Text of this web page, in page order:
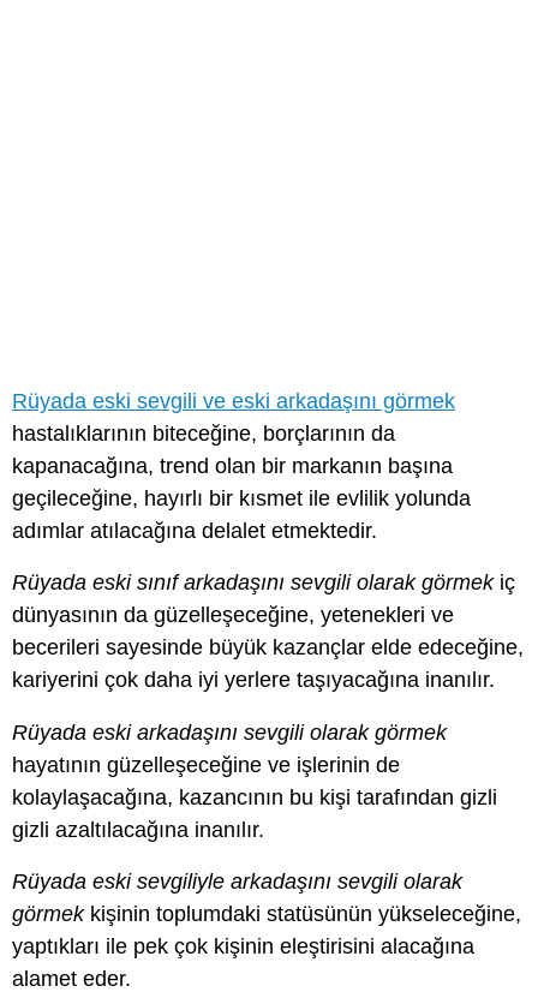
Rüyada eski sevgili ve eski arkadaşını görmek
hastalıklarının biteceğine, borçlarının da
kapanacağına, trend olan bir markanın başına
geçileceğine, hayırlı bir kısmet ile evlilik yolunda
adımlar atılacağına delalet etmektedir.
Rüyada eski sınıf arkadaşını sevgili olarak görmekiç
dünyasının da güzelleşeceğine, yetenekleri ve
becerileri sayesinde büyük kazançlar elde edeceğine,
kariyerini çok daha iyi yerlere taşıyacağına inanılır.
Rüyada eski arkadaşını sevgili olarak görmek
hayatının güzelleşeceğine ve işlerinin de
kolaylaşacağına, kazancının bu kişi tarafından gizli
gizli azaltılacağına inanılır.
Rüyada eski sevgiliyle arkadaşını sevgili olarak
görmekkişinin toplumdaki statüsünün yükseleceğine,
yaptıkları ile pek çok kişinin eleştirisini alacağına
alamet eder.